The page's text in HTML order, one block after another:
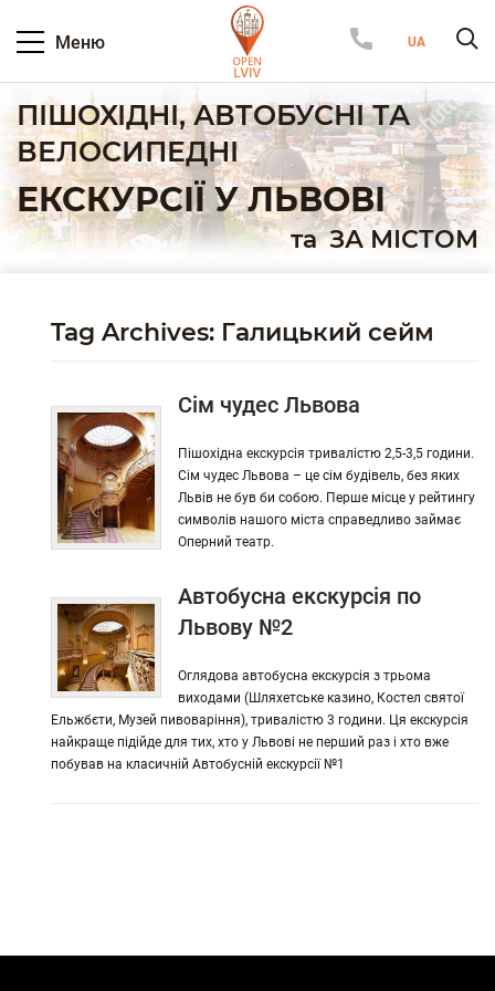
Меню
ПІШОХІДНІ, АВТОБУСНІ ТА
ВЕЛОСИПЕДНІ
ЕКСКУРСІЇ У ЛЬВОВІ
таЗА МІСТОМ
Tag Archives: Галицький сейм
Сім чудес Львова
Пішохідна екскурсія тривалістю 2,5-3,5 години.
Сім чудес Львова – це сім будівель, без яких
Львів не був би собою. Перше місце у рейтингу
символів нашого міста справедливо займає
Оперний театр.
Автобусна екскурсія по
Львову №2
Оглядова автобусна екскурсія з трьома
виходами (Шляхетське казино, Костел святої
Ельжбєти, Музей пивоваріння), тривалістю 3 години. Ця екскурсія
найкраще підійде для тих, хто у Львові не перший раз і хто вже
побував на класичній Автобусній екскурсії №1